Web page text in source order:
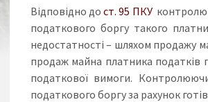
Відповідно до ст. 95 ПКУ
податкового боргу такого
недостатності – шляхом продажу
продаж майна платника податків
податкової вимоги.
податкового боргу за рахунок